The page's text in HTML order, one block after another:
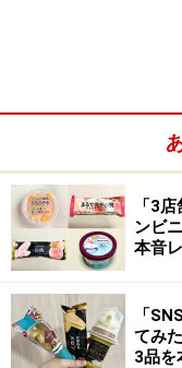
スコーンにありがち
スコーンはしっと
かパサつきは気に
いていて、後味にバ
酸味はおだや
リーム
「3
ンビ
本音
「
てみ
3品を